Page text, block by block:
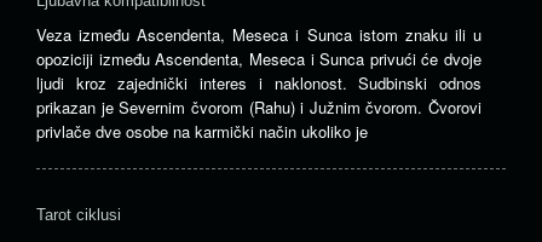
Veza između Ascendenta, Meseca i Sunca istom znaku ili u
opoziciji između Ascendenta, Meseca i Sunca privući će dvoje
ljudi kroz zajednički interes i naklonost. Sudbinski odnos
prikazan je Severnim čvorom (Rahu) i Južnim čvorom. Čvorovi
privlače dve osobe na karmički način ukoliko je
Tarot ciklusi